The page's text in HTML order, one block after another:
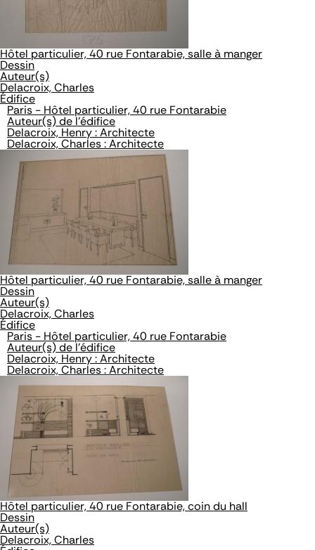
Hôtel particulier, 40 rue Fontarabie, salle à manger
Dessin
Auteur(s)
Delacroix, Charles
Édifice
Paris - Hôtel particulier, 40 rue Fontarabie
Auteur(s) de l'édifice
Delacroix, Henry : Architecte
Delacroix, Charles : Architecte
Hôtel particulier, 40 rue Fontarabie, salle à manger
Dessin
Auteur(s)
Delacroix, Charles
Édifice
Paris - Hôtel particulier, 40 rue Fontarabie
Auteur(s) de l'édifice
Delacroix, Henry : Architecte
Delacroix, Charles : Architecte
Hôtel particulier, 40 rue Fontarabie, coin du hall
Dessin
Auteur(s)
Delacroix, Charles